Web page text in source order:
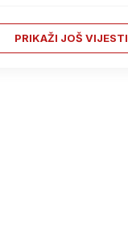
PRIKAŽI JOŠ VIJESTI